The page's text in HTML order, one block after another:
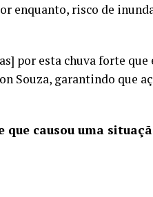
enquanto, risco de
por esta chuva forte que
Souza, garantindo que
causou uma